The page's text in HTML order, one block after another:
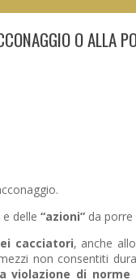
O ALLA
delle “azioni” da
cacciatori, anche
non consentiti
di norme